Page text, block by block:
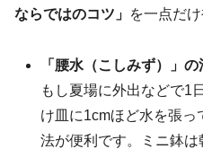
ならではのコツ」 を一点だけ
「腰水（こしみず）」の
もし夏場に外出などで1
け皿に1cmほど水を張
法が便利です。ミニ鉢